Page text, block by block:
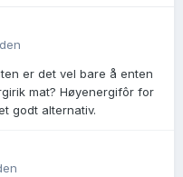
er det vel bare å enten
mat? Høyenergifôr for
godt alternativ.